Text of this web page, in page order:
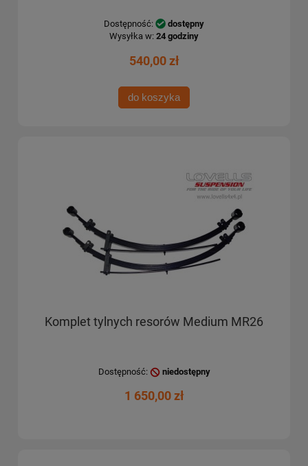
Dostępność:
dostępny
Wysyłka w: 24 godziny
540,00 zł
do koszyka
Komplet tylnych resorów Medium MR26
Dostępność: niedostępny
1 650,00 zł